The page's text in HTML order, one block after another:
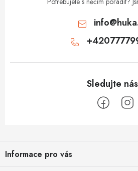
info@
pInformace pro vás